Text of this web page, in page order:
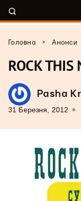
Головна > Анонси
ROCK
Pasha
31 Березня, 2012